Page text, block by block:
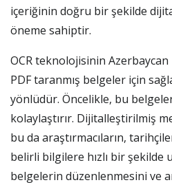
içeriğinin doğru bir şekilde
öneme sahiptir.
OCR teknolojisinin Azerbaycan
PDF taranmış belgeler için
yönlüdür. Öncelikle, bu
kolaylaştırır. Dijitalleştirilmiş
bu da araştırmacıların,
belirli bilgilere hızlı bir şekilde
belgelerin düzenlenmesini ve